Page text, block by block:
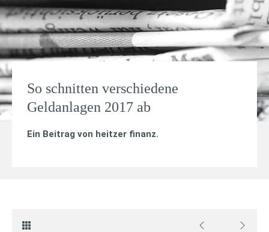
So schnitten verschiedene
Geldanlagen 2017 ab
Ein Beitrag von heitzer finanz.